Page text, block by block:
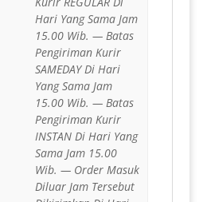
Hari Yang Sama Jam
15.00 Wib. — Batas
Pengiriman Kurir
SAMEDAY Di Hari
Yang Sama Jam
15.00 Wib. — Batas
Pengiriman Kurir
INSTAN Di Hari Yang
Sama Jam 15.00
Wib. — Order Masuk
Diluar Jam Tersebut